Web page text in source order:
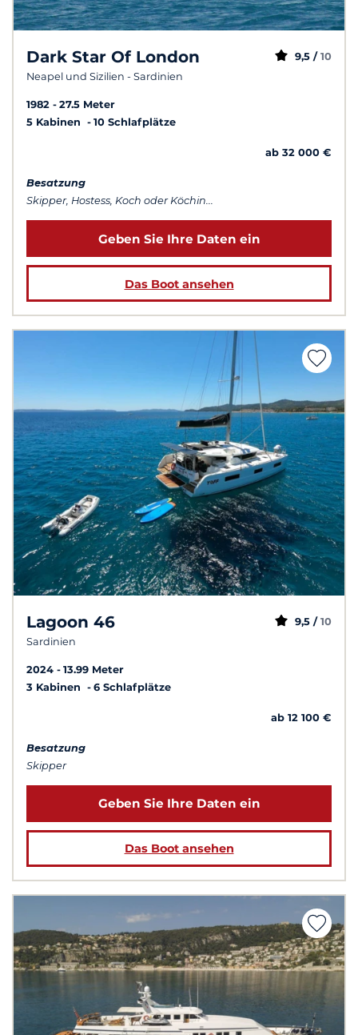
Dark Star Of London
Neapel und Sizilien - Sardinien
9,5 / 10
1982
27.5 Meter
5 Kabinen
10 Schlafplätze
ab 32 000 €
Besatzung
Skipper, Hostess, Koch oder Köchin...
Geben Sie Ihre Daten ein
Das Boot ansehen
Lagoon 46
Sardinien
9,5 / 10
2024
13.99 Meter
3 Kabinen
6 Schlafplätze
ab 12 100 €
Besatzung
Skipper
Geben Sie Ihre Daten ein
Das Boot ansehen